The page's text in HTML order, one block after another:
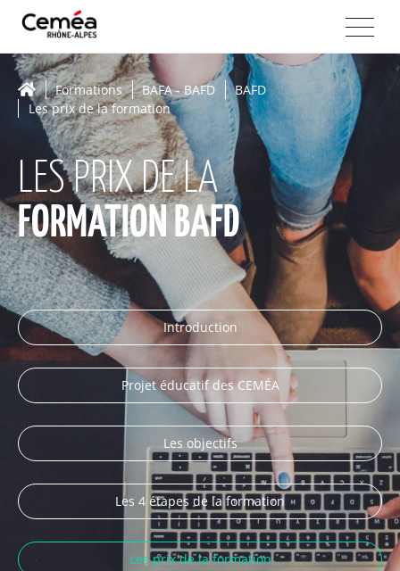
Formations BAFA - BAFD
BAFD
Les prix de la formation
LES PRIX DE LA
FORMATION BAFD
Introduction
Projet éducatif des CEMÉA
Les objectifs
Les 4 étapes de la formation
Les prix de la formation